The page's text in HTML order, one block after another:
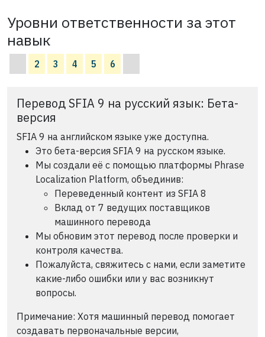
Уровни ответственности за этот
навык
2 3 4 5 6
Перевод SFIA 9 на русский язык: Бета-
версия
SFIA 9 на английском языке уже доступна.
Это бета-версия SFIA 9 на русском языке.
Мы создали её с помощью платформы Phrase
Localization Platform, объединив:
Переведенный контент из SFIA 8
Вклад от 7 ведущих поставщиков
машинного перевода
Мы обновим этот перевод после проверки и
контроля качества.
Пожалуйста, свяжитесь с нами, если заметите
какие-либо ошибки или у вас возникнут
вопросы.
Примечание: Хотя машинный перевод помогает
создавать первоначальные версии,